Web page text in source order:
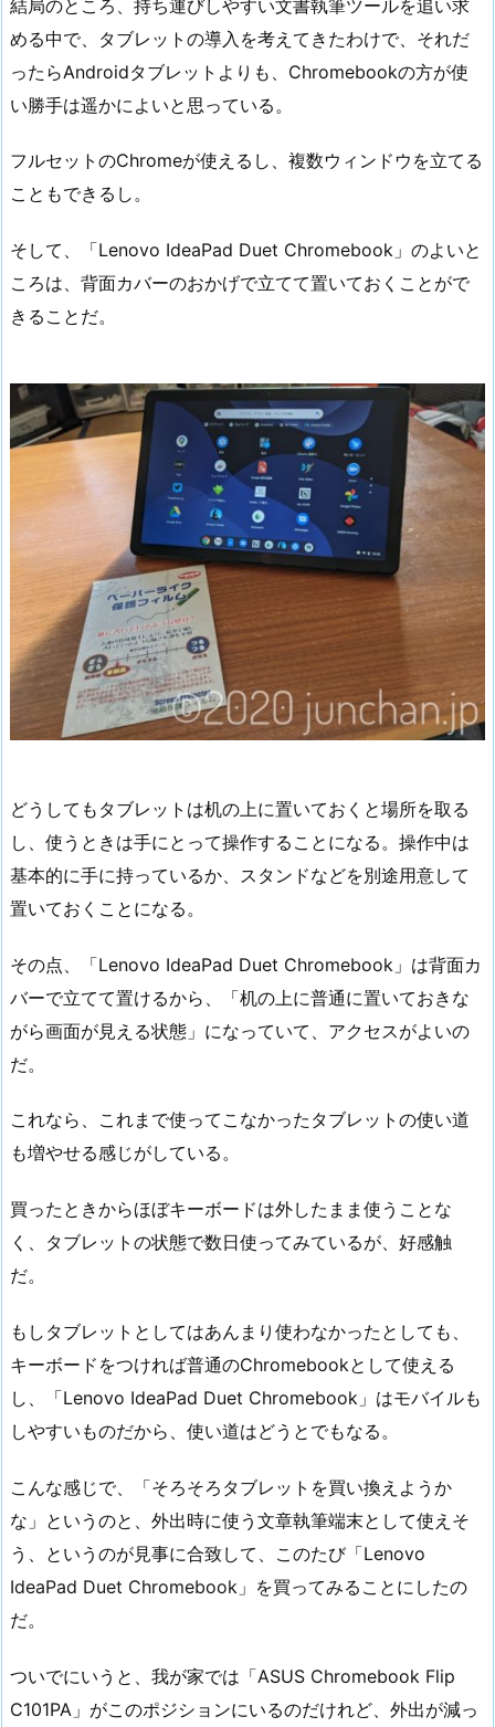
結局のところ、持ち運びしやすい文書執筆ツールを追い求
める中で、タブレットの導入を考えてきたわけで、それだ
ったらAndroidタブレットよりも、Chromebookの方が使
い勝手は遥かによいと思っている。
フルセットのChromeが使えるし、複数ウィンドウを立てる
こともできるし。
そして、「Lenovo IdeaPad Duet Chromebook」のよいと
ころは、背面カバーのおかげで立てて置いておくことがで
きることだ。
どうしてもタブレットは机の上に置いておくと場所を取る
し、使うときは手にとって操作することになる。操作中は
基本的に手に持っているか、スタンドなどを別途用意して
置いておくことになる。
その点、「Lenovo IdeaPad Duet Chromebook」は背面カ
バーで立てて置けるから、「机の上に普通に置いておきな
がら画面が見える状態」になっていて、アクセスがよいの
だ。
これなら、これまで使ってこなかったタブレットの使い道
も増やせる感じがしている。
買ったときからほぼキーボードは外したまま使うことな
く、タブレットの状態で数日使ってみているが、好感触
だ。
もしタブレットとしてはあんまり使わなかったとしても、
キーボードをつければ普通のChromebookとして使える
し、「Lenovo IdeaPad Duet Chromebook」はモバイルも
しやすいものだから、使い道はどうとでもなる。
こんな感じで、「そろそろタブレットを買い換えようか
な」というのと、外出時に使う文章執筆端末として使えそ
う、というのが見事に合致して、このたび「Lenovo
IdeaPad Duet Chromebook」を買ってみることにしたの
だ。
ついでにいうと、我が家では「ASUS Chromebook Flip
C101PA」がこのポジションにいるのだけれど、外出が減っ